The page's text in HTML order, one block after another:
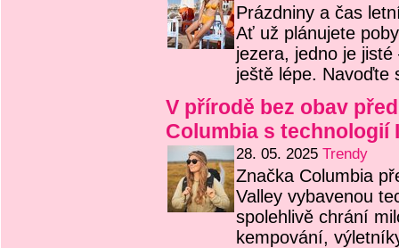
Prázdniny a čas
Ať už plánujete
jezera, jedno je
ještě lépe.
V přírodě bez obav
Columbia s technologií
28. 05. 2025 Trendy
Značka Columbia
Valley vybavenou
spolehlivě chrání
kempování,